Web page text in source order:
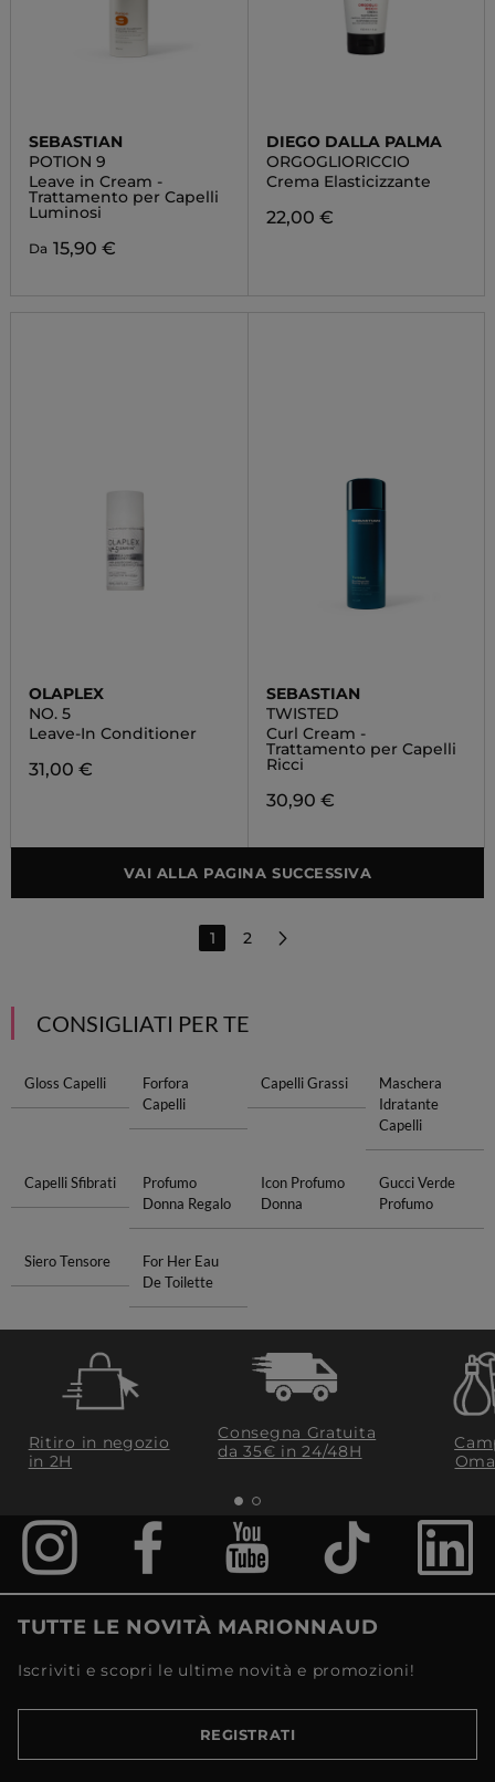
SEBASTIAN
POTION 9
Leave in Cream -
Trattamento per Capelli
Luminosi
Da 15,90 €
DIEGO DALLA PALMA
ORGOGLIORICCIO
Crema Elasticizzante
22,00 €
OLAPLEX
NO. 5
Leave-In Conditioner
31,00 €
SEBASTIAN
TWISTED
Curl Cream -
Trattamento per Capelli
Ricci
30,90 €
VAI ALLA PAGINA SUCCESSIVA
1 2
CONSIGLIATI PER TE
Gloss Capelli
Forfora
Capelli
Capelli Grassi
Maschera
Idratante
Capelli
Capelli Sfibrati
Profumo
Donna Regalo
Icon Profumo
Donna
Gucci Verde
Profumo
Siero Tensore
For Her Eau
De Toilette
Ritiro in negozio
in 2H
Consegna Gratuita
da 35€​ in 24/48H
TUTTE LE NOVITÀ MARIONNAUD
Iscriviti e scopri le ultime novità e promozioni!
REGISTRATI